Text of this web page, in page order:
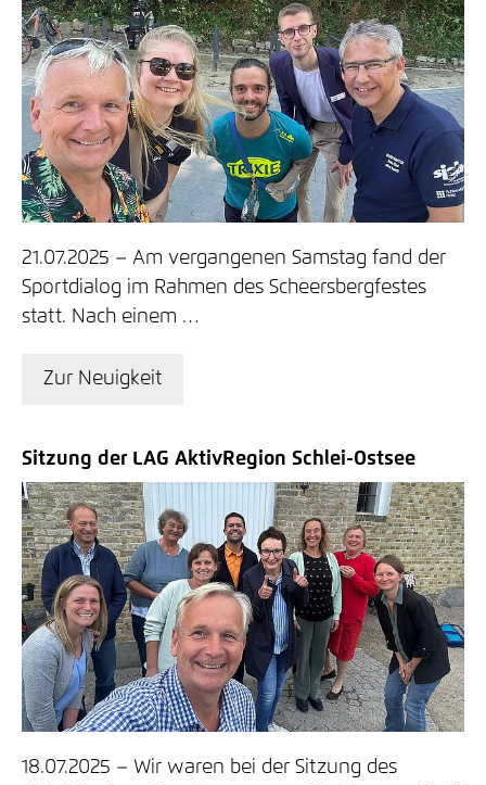
21.07.2025
Am vergangenen Samstag fand der
Sportdialog im Rahmen des Scheersbergfestes
statt. Nach einem …
Zur Neuigkeit
Sitzung der LAG AktivRegion Schlei-Ostsee
18.07.2025
Wir waren bei der Sitzung des